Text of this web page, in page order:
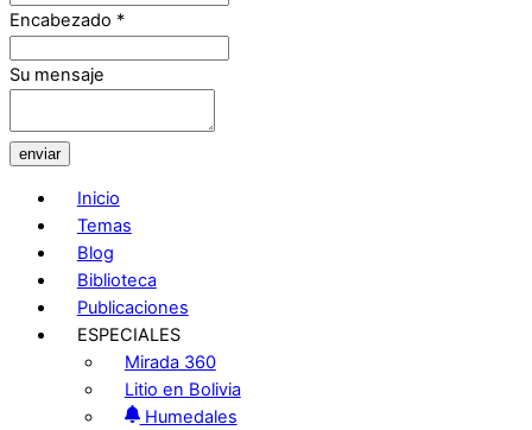
Encabezado *
Su mensaje
enviar
Inicio
Temas
Blog
Biblioteca
Publicaciones
ESPECIALES
Mirada 360
Litio en Bolivia
Humedales